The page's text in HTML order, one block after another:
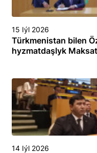
15 Iýl 2026
Türkmenistan bilen
hyzmatdaşlyk
14 Iýl 2026